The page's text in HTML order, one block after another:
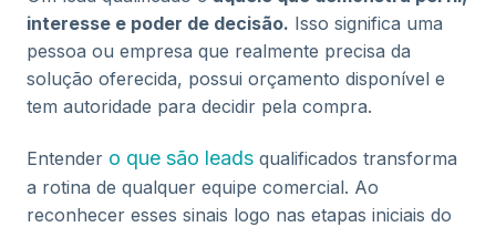
interesse e poder de decisão. Isso significa uma
pessoa ou empresa que realmente precisa da
solução oferecida, possui orçamento disponível e
tem autoridade para decidir pela compra.
Entender o que são leads qualificados transforma
a rotina de qualquer equipe comercial. Ao
reconhecer esses sinais logo nas etapas iniciais do